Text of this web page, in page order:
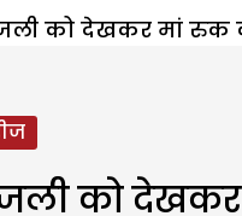
को देखकर मां रुक
को